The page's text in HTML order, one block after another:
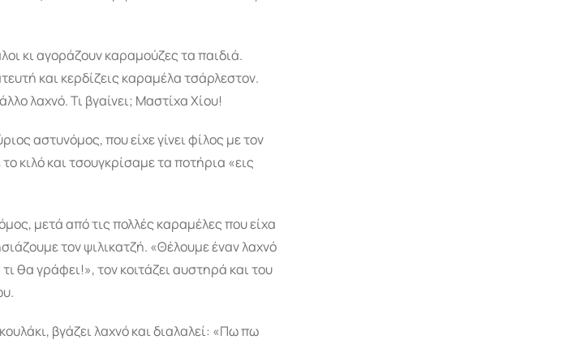
κι αγοράζουν καραμούζες τα παιδιά.
και κερδίζεις καραμέλα τσάρλεστον.
λαχνό. Τι βγαίνει; Μαστίχα Χίου!
αστυνόμος, που είχε γίνει φίλος με τον
κιλό και τσουγκρίσαμε τα ποτήρια «εις
μετά από τις πολλές καραμέλες που είχα
τον ψιλικατζή. «Θέλουμε έναν λαχνό
θα γράφει!», τον κοιτάζει αυστηρά και του
βγάζει λαχνό και διαλαλεί: «Πω πω